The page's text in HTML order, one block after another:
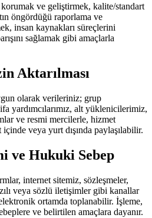
ve geliştirmek, kalite/standart
öngördüğü raporlama ve
insan kaynakları süreçlerini
sağlamak gibi amaçlarla
Aktarılması
olarak verileriniz; grup
yardımcılarımız, alt yüklenicilerimiz,
ve resmi mercilerle, hizmet
veya yurt dışında paylaşılabilir.
ve Hukuki Sebep
internet sitemiz, sözleşmeler,
veya sözlü iletişimler gibi kanallar
ortamda toplanabilir. İşleme,
ve belirtilen amaçlara dayanır.